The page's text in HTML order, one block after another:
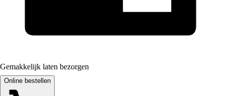
Gemakkelijk laten bezorgen
Online bestellen